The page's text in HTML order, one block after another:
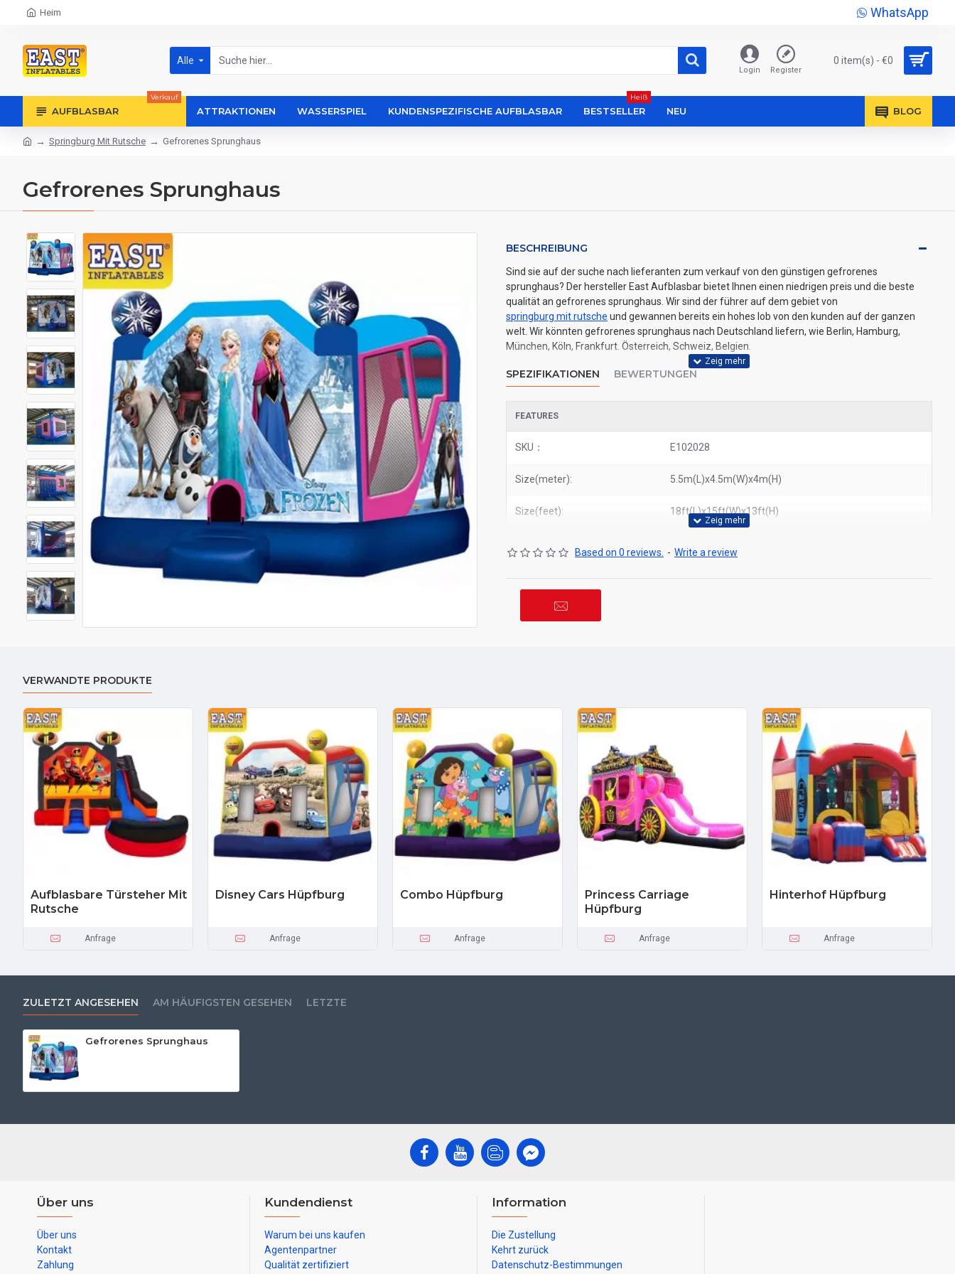
Heim WhatsApp
Alle
Login Register
0 item(s) - €0
AUFBLASBAR
Verkauf
ATTRAKTIONEN WASSERSPIEL KUNDENSPEZIFISCHE AUFBLASBAR BESTSELLER
Heiß
NEU BLOG
Springburg Mit Rutsche Gefrorenes Sprunghaus
Gefrorenes Sprunghaus
BESCHREIBUNG
Sind sie auf der suche nach lieferanten zum verkauf von den günstigen gefrorenes
sprunghaus? Der hersteller East Aufblasbar bietet Ihnen einen niedrigen preis und die beste
qualität an gefrorenes sprunghaus. Wir sind der führer auf dem gebiet von
springburg mit rutsche und gewannen bereits ein hohes lob von den kunden auf der ganzen
welt. Wir könnten gefrorenes sprunghaus nach Deutschland liefern, wie Berlin, Hamburg,
München, Köln, Frankfurt. Österreich, Schweiz, Belgien.
SPEZIFIKATIONEN BEWERTUNGEN
FEATURES
SKU： E102028
Size(meter): 5.5m(L)x4.5m(W)x4m(H)
Size(feet): 18ft(L)x15ft(W)x13ft(H)
Based on 0 reviews. - Write a review
VERWANDTE PRODUKTE
Aufblasbare Türsteher Mit
Rutsche
Anfrage
Disney Cars Hüpfburg
Anfrage
Combo Hüpfburg
Anfrage
Princess Carriage
Hüpfburg
Anfrage
Hinterhof Hüpfburg
Anfrage
ZULETZT ANGESEHEN AM HÄUFIGSTEN GESEHEN LETZTE
Gefrorenes Sprunghaus
Über uns
Über uns
Kontakt
Zahlung
Kundendienst
Warum bei uns kaufen
Agentenpartner
Qualität zertifiziert
Information
Die Zustellung
Kehrt zurück
Datenschutz-Bestimmungen